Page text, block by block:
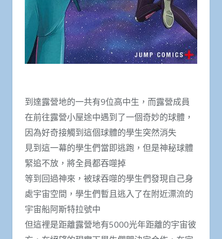
到達露營地的一共有9位高中生，而露營成員
在前往露營小屋途中遇到了一個奇妙的球體，
因為好奇接觸到這個球體的學生突然消失
見到這一幕的學生們當即逃跑，但是神秘球體
緊追不放，將全員都吞噬掉
等到回過神來，被球吞噬的學生們發現自己身
處宇宙空間，學生們暫且逃入了在附近漂流的
宇宙船阿斯特拉號中
但這裡是距離露營地有5000光年距離的宇宙彼